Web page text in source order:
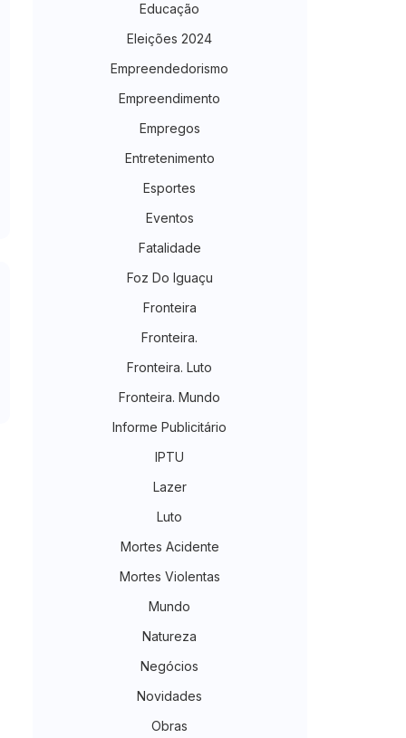
Educação
Eleições 2024
Empreendedorismo
Empreendimento
Empregos
Entretenimento
Esportes
Eventos
Fatalidade
Foz Do Iguaçu
Fronteira
Fronteira.
Fronteira. Luto
Fronteira. Mundo
Informe Publicitário
IPTU
Lazer
Luto
Mortes Acidente
Mortes Violentas
Mundo
Natureza
Negócios
Novidades
Obras